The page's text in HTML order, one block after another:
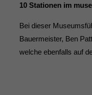
10 Stationen im
Bei dieser
Bauermeister, Ben
welche ebenfalls auf